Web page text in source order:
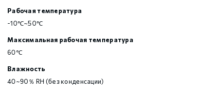
Рабочая температура
-10℃~50℃
Максимальная рабочая температура
60℃
Влажность
40~90％ RH (без конденсации)